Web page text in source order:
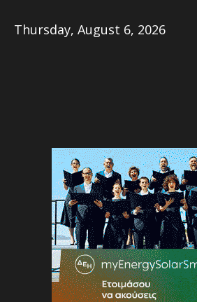
Thursday, August 6, 2026